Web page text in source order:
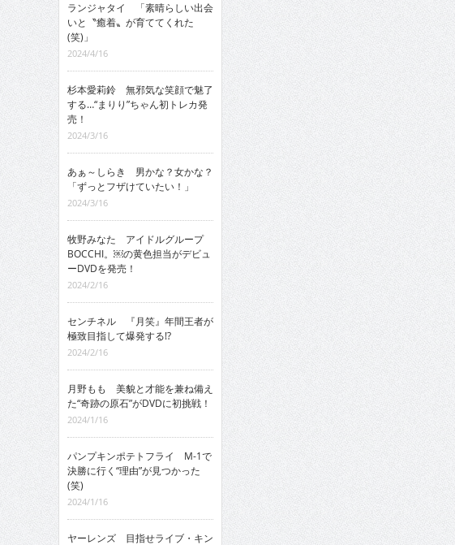
ランジャタイ 「素晴らしい出会
いと〝癒着〟が育ててくれた
(笑)」
2024/4/16
杉本愛莉鈴 無邪気な笑顔で魅了
する…“まりり”ちゃん初トレカ発
売！
2024/3/16
あぁ～しらき 男かな？女かな？
「ずっとフザけていたい！」
2024/3/16
牧野みなた アイドルグループ
BOCCHI。￼の黄色担当がデビュ
ーDVDを発売！
2024/2/16
センチネル 『月笑』年間王者が
極致目指して爆発する!?
2024/2/16
月野もも 美貌と才能を兼ね備え
た“奇跡の原石”がDVDに初挑戦！
2024/1/16
パンプキンポテトフライ M-1で
決勝に行く“理由”が見つかった
(笑)
2024/1/16
ヤーレンズ 目指せライブ・キン